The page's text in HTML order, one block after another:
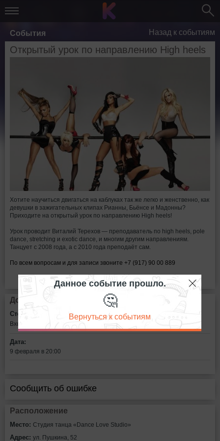
События Назад к событиям
Открытый урок по направлению High heels
Хотите научиться двигаться на каблуках так же легко и женственно, как
девушки в зажигательных клипах Рианны, Бьёнсе и Мадонны?
Приходите на открытый урок по направлению High heels!
Урок проводит Виталий Терехов — преподаватель по high heels, pole
dance, stretching и exotic dance, и многим другим направлениям.
Танцует с 2008 года, а с 2010 года преподаёт сам.
По всем вопросам и для записи звоните +7 (917) 90 00 889
Дополнительная информация
Стоимость билетов:
Вход свободный
Дата:
9 февраля в 20:00
Сообщить об ошибке
Расположение
Место: Студия танца «Dance Love Studio»
Адрес: ул. Пушкина, 52
Данное событие прошло.
🤔
Вернуться к событиям